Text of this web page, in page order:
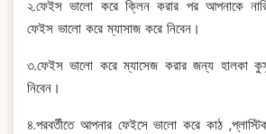
২.ফেইস ভালো করে ক্লিন করার পর আপনাকে
ফেইস ভালো করে ম্যাসাজ করে নিবেন।
৩.ফেইস ভালো করে ম্যাসেজ করার জন্য হালকা
নিবেন।
৪.পরবর্তীতে আপনার ফেইসে ভালো করে কাঠ ,প্লাস্টিক